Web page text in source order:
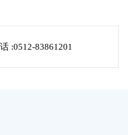
:0512-83861201